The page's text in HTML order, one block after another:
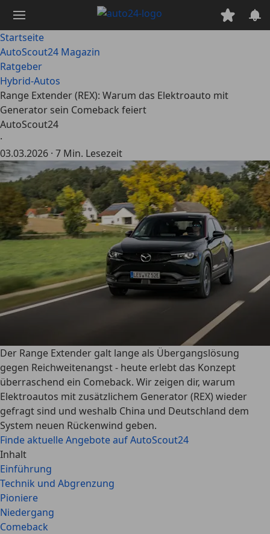
Hauptinhalt
springen
Startseite
AutoScout24 Magazin
Ratgeber
Hybrid-Autos
Range Extender (REX): Warum das Elektroauto mit
Generator sein Comeback feiert
AutoScout24
·
03.03.2026 · 7 Min. Lesezeit
Der Range Extender galt lange als Übergangslösung
gegen Reichweitenangst - heute erlebt das Konzept
überraschend ein Comeback. Wir zeigen dir, warum
Elektroautos mit zusätzlichem Generator (REX) wieder
gefragt sind und weshalb China und Deutschland dem
System neuen Rückenwind geben.
Finde aktuelle Angebote auf AutoScout24
Inhalt
Einführung
Technik und Abgrenzung
Pioniere
Niedergang
Comeback